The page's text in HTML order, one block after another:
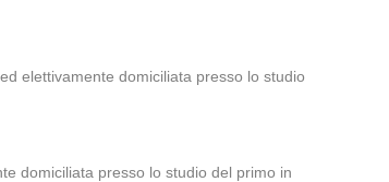
elettivamente domiciliata presso lo studio
domiciliata presso lo studio del primo in